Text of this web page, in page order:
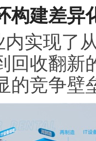
构建差异
实现了
回收翻
的竞争壁